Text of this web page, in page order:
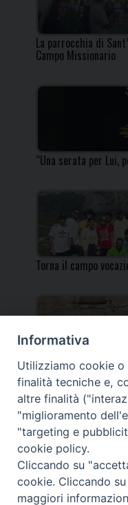
La parrocchia di
Campo Missionario
“Una serata per Lui,
Torna il campo
Torna il Campo
DIOCESI DI FANO
Informativa
Utilizziamo cookie
finalità tecniche e,
altre finalità
"miglioramento
"targeting e
cookie policy.
Cliccando su
cookie. Cliccando
maggiori